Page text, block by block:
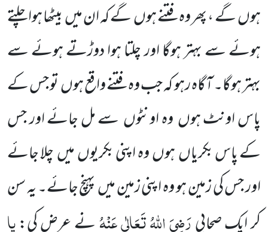
ہوںگے ، پھر وہ فتنے ہوںگے کہ ان میںبیٹھا ہوا چلتے
ہوئے سے بہتر ہوگا اور چلتا ہوا دوڑتے ہوئے سے
بہتر ہوگا۔ آگاہ رہو کہ جب وہ فتنے واقع ہوںتو جس کے
پاس اونٹ ہوںوہ اونٹوںسے مل جائے اور جس
کے پاس بکریاںہوںوہ اپنی بکریوںمیںچلا جائے
اور جس کی زمین ہو وہ اپنی زمین میںپہنچ جائے۔یہ سن
کر ایک صحابیرَضِیَ اللّٰہُ تَعَالٰی عَنْہُنے عرض کی:یا